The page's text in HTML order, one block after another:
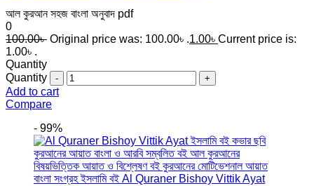
আল কুরআন সহজ বাংলা অনুবাদ pdf
0
100.00৳ Original price was: 100.00৳ .1.00৳ Current price is:
1.00৳ .
Quantity
Quantity
Add to cart
Compare
- 99%